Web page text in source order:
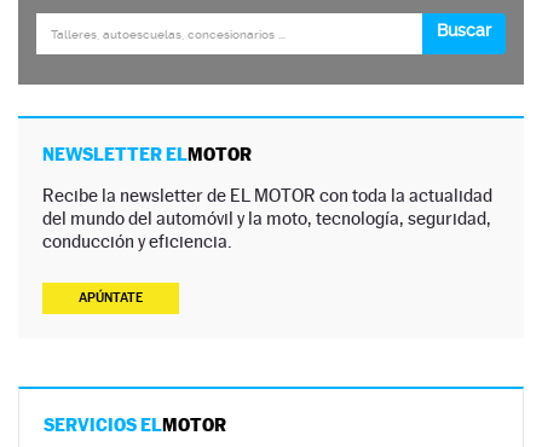
NEWSLETTER ELMOTOR
Recibe la newsletter de EL MOTOR con toda la actualidad
del mundo del automóvil y la moto, tecnología, seguridad,
conducción y eficiencia.
APÚNTATE
SERVICIOS ELMOTOR